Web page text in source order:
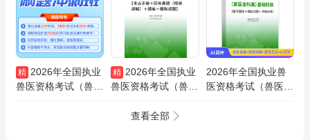
精 2026年全国执业
兽医资格考试（兽医
精 2026年全国执业
兽医资格考试（兽医
【考点手册＋历年真
2026年全国执业兽
医资格考试（兽医全
查看全部